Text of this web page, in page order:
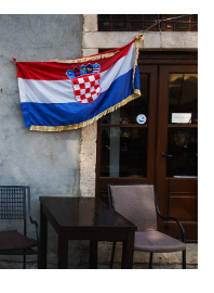
- Посольство